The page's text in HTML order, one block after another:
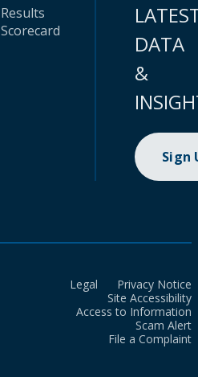
Results
Scorecard
DATA
&
Sign
Legal
Privacy Notice
Site Accessibility
Access to Information
Scam Alert
File a Complaint